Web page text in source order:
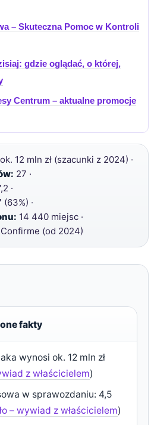
– Skuteczna Pomoc w Kontroli
gdzie oglądać, o której,
Centrum – aktualne promocje
ok. 12 mln zł (szacunki z 2024) ·
27 ·
·
(63%) ·
14 440 miejsc ·
Confirme (od 2024)
fakty
wynosi ok. 12 mln zł
z właścicielem)
w sprawozdaniu: 4,5
– wywiad z właścicielem)